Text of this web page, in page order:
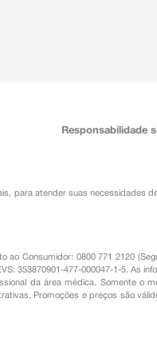
Responsabilidade
para atender suas necessidades
ao Consumidor: 0800 771 2120
353870901-477-000047-1-5. As
da área médica. Somente o
Promoções e preços são